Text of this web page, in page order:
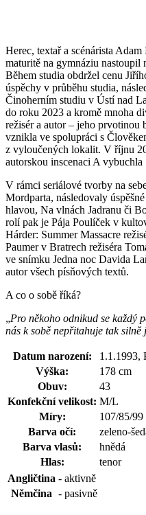
Herec, textař a scénárista
maturitě na gymnáziu
Během studia obdržel cenu
úspěchy v průběhu studia,
Činoherním studiu v Ústí nad
do roku 2023 a kromě mnoha
režisér a autor – jeho prvotinou
vznikla ve spolupráci s
z vyloučených lokalit. V říjnu
autorskou inscenaci A vybuchla
V rámci seriálové tvorby na
Mordparta, následovaly
hlavou, Na vlnách Jadranu či
rolí pak je Pája Poulíček v
Hárder: Summer Massacre
Paumer v Bratrech režiséra
ve snímku Jedna noc Davida
autor všech písňových textů.
A co o sobě říká?
„Pro někoho odnikud se každý
nás k sobě nepřitahuje tak silně
Datum narození:
1.1.1993,
Výška:
178 cm
Obuv:
43
Konfekční velikost: M/L
Míry:
107/85/99
Barva očí:
zeleno-
Barva vlasů:
hnědá
Hlas:
tenor
Angličtina - aktivně
Němčina - pasivně